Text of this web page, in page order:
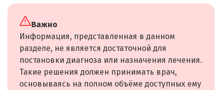
Важно
Информация, представленная в данном
разделе, не является достаточной для
постановки диагноза или назначения лечения.
Такие решения должен принимать врач,
основываясь на полном объёме доступных ему